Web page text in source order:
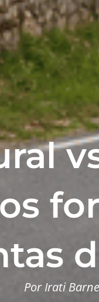
Por Irati